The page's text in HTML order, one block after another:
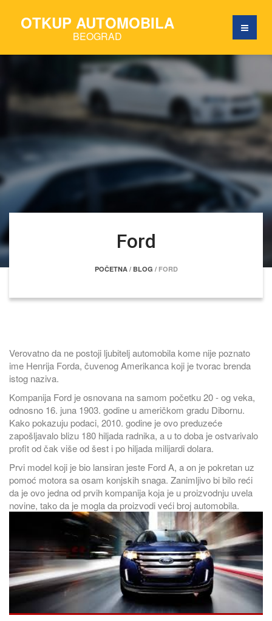
OTKUP AUTOMOBILA
BEOGRAD
Ford
POČETNA/ BLOG / FORD
Verovatno da ne postoji ljubitelj automobila kome nije poznato
ime Henrija Forda, čuvenog Amerikanca koji je tvorac brenda
istog naziva.
Kompanija Ford je osnovana na samom početku 20 - og veka,
odnosno 16. juna 1903. godine u američkom gradu Dibornu.
Kako pokazuju podaci, 2010. godine je ovo preduzeće
zapošljavalo blizu 180 hiljada radnika, a u to doba je ostvarivalo
profit od čak više od šest i po hiljada milijardi dolara.
Prvi model koji je bio lansiran jeste Ford A, a on je pokretan uz
pomoć motora sa osam konjskih snaga. Zanimljivo bi bilo reći
da je ovo jedna od prvih kompanija koja je u proizvodnju uvela
novine, tako da je mogla da proizvodi veći broj automobila.